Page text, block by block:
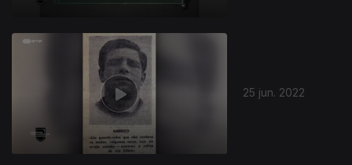
25 jun. 2022